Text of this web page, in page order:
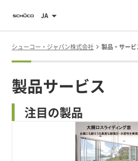
JA
シューコー・ジャパン株式会社 製品・サービ
製品サービス
注目の製品